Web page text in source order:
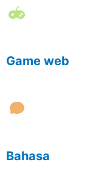
Game web
Bahasa